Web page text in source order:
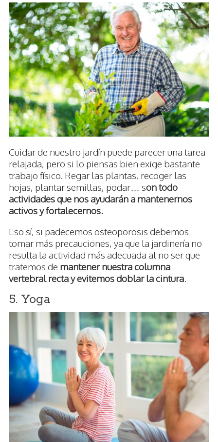
Cuidar de nuestro jardín puede parecer una tarea
relajada, pero si lo piensas bien exige bastante
trabajo físico. Regar las plantas, recoger las
hojas, plantar semillas, podar… son todo
actividades que nos ayudarán a mantenernos
activos y fortalecernos.
Eso sí, si padecemos osteoporosis debemos
tomar más precauciones, ya que la jardinería no
resulta la actividad más adecuada al no ser que
tratemos de mantener nuestra columna
vertebral recta y evitemos doblar la cintura
5. Yoga